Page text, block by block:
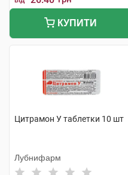
КУПИТИ
Цитрамон У таблетки 10 шт
Лубнифарм